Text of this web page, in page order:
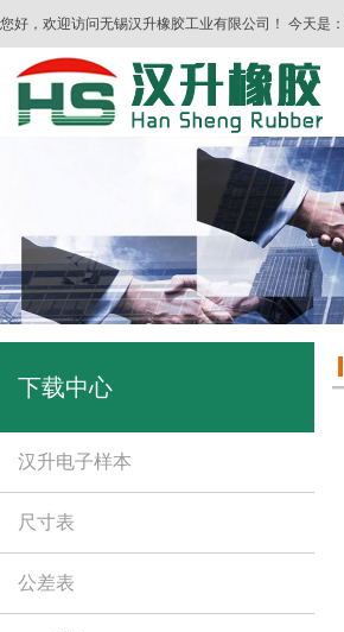
您好，欢迎访问无锡汉升橡胶工业有限公司！ 今天是：
下载中心
汉升电子样本
尺寸表
公差表